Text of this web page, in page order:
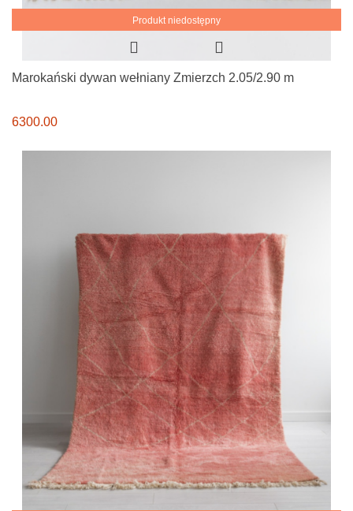
Produkt niedostępny
Marokański dywan wełniany Zmierzch 2.05/2.90 m
6300.00